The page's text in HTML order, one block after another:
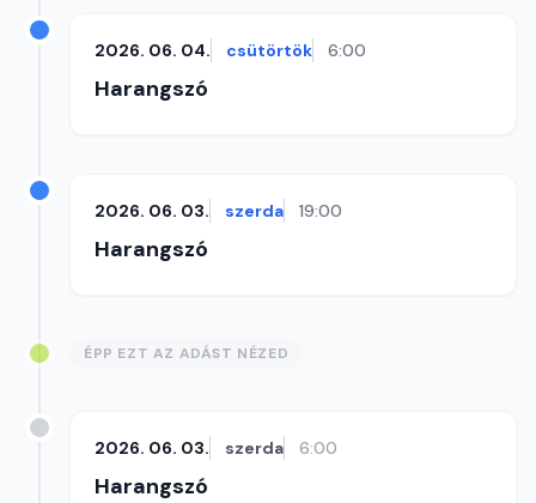
2026. 06. 04. csütörtök 6:00
Harangszó
2026. 06. 03. szerda 19:00
Harangszó
ÉPP EZT AZ ADÁST NÉZED
2026. 06. 03. szerda 6:00
Harangszó